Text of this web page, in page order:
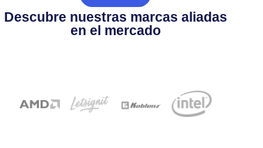
Descubre nuestras marcas aliadas
en el mercado